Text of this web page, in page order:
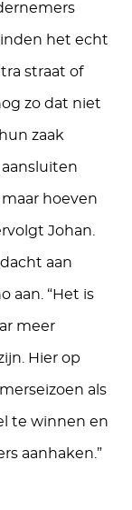
het echt
straat of
zo dat niet
zaak
hoeven
Johan.
aan
aan. “Het is
meer
Hier op
als
te winnen en
aanhaken.”